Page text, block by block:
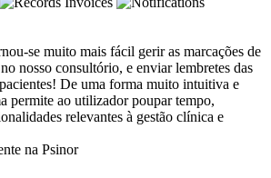
se muito mais fácil gerir as marcações de
nosso consultório, e enviar lembretes das
De uma forma muito intuitiva e
permite ao utilizador poupar tempo,
relevantes à gestão clínica e
na Psinor